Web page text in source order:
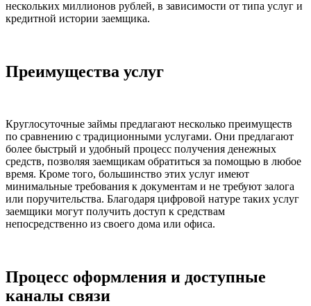
нескольких миллионов рублей, в зависимости от типа услуг и
кредитной истории заемщика.
Преимущества услуг
Круглосуточные займы предлагают несколько преимуществ
по сравнению с традиционными услугами. Они предлагают
более быстрый и удобный процесс получения денежных
средств, позволяя заемщикам обратиться за помощью в любое
время. Кроме того, большинство этих услуг имеют
минимальные требования к документам и не требуют залога
или поручительства. Благодаря цифровой натуре таких услуг
заемщики могут получить доступ к средствам
непосредственно из своего дома или офиса.
Процесс оформления и доступные
каналы связи